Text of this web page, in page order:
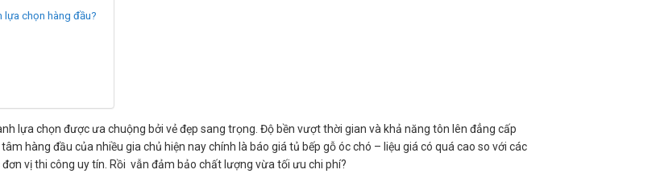
chọn hàng đầu?
lựa chọn được ưa chuộng bởi vẻ đẹp sang trọng. Độ bền vượt thời gian và khả năng tôn lên đẳng cấp
hàng đầu của nhiều gia chủ hiện nay chính là báo giá tủ bếp gỗ óc chó – liệu giá có quá cao so với các
vị thi công uy tín. Rồi vẫn đảm bảo chất lượng vừa tối ưu chi phí?